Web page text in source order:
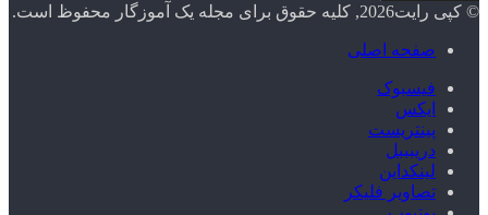
© کپی رایت2026, کلیه حقوق برای مجله یک آموزگار محفوظ است.
صفحه اصلی
فیسبوک
ایکس
پینتریست
دریبببل
لینکداین
تصاویر فلیکر